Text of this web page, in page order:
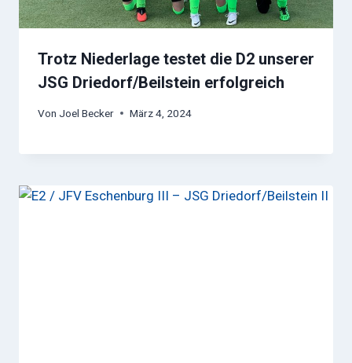
Trotz Niederlage testet die D2 unserer
JSG Driedorf/Beilstein erfolgreich
Von Joel Becker März 4, 2024